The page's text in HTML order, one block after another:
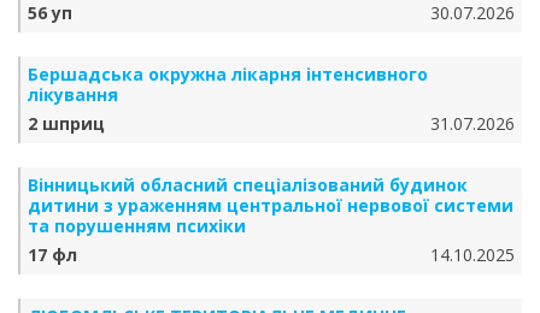
56 уп
30.07.2026
Бершадська окружна лікарня інтенсивного
лікування
2 шприц
31.07.2026
Вінницький обласний спеціалізований будинок
дитини з ураженням центральної нервової системи
та порушенням психіки
17 фл
14.10.2025